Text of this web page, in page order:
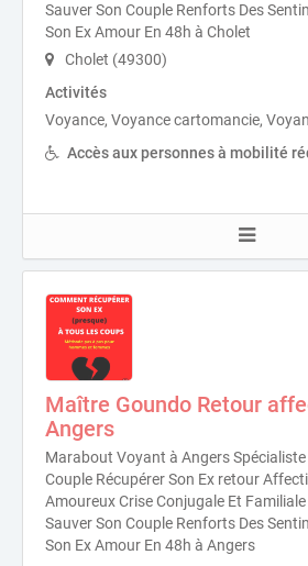
Sauver Son Couple Renforts Des
Son Ex Amour En 48h à Cholet
Cholet (49300)
Activités
Voyance, Voyance cartomancie,
Accès aux personnes à mobilité
Maître Goundo Retour
Angers
Marabout Voyant à Angers Spécialiste
Couple Récupérer Son Ex retour
Amoureux Crise Conjugale Et
Sauver Son Couple Renforts Des
Son Ex Amour En 48h à Angers